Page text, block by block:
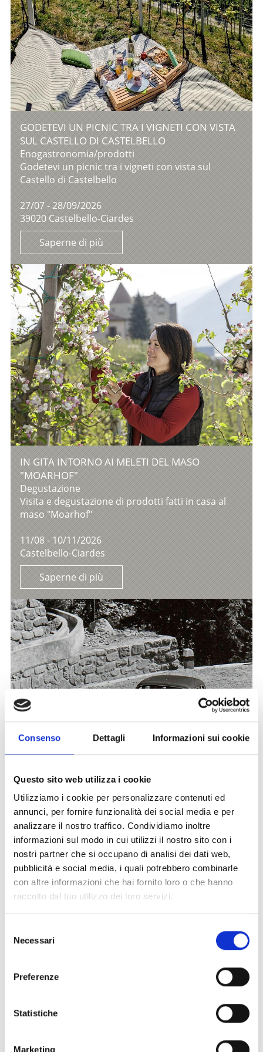
Consenso Dettagli Informazioni sui cookie
Questo sito web utilizza i cookie
Utilizziamo i cookie per personalizzare contenuti ed
annunci, per fornire funzionalità dei social media e per
analizzare il nostro traffico. Condividiamo inoltre
informazioni sul modo in cui utilizzi il nostro sito con i
nostri partner che si occupano di analisi dei dati web,
pubblicità e social media, i quali potrebbero combinarle
con altre informazioni che hai fornito loro o che hanno
raccolto dal tuo utilizzo dei loro servizi.
delNecessari
Preferenze
Statistiche
Marketing
GODETEVI UN PICNIC TRA I VIGNETI CON VISTA
SUL CASTELLO DI CASTELBELLO
Enogastronomia/prodotti
Godetevi un picnic tra i vigneti con vista sul
Castello di Castelbello
27/07 - 28/09/2026
39020 Castelbello-Ciardes
Saperne di più
IN GITA INTORNO AI MELETI DEL MASO
"MOARHOF"
Degustazione
Visita e degustazione di prodotti fatti in casa al
maso "Moarhof"
11/08 - 10/11/2026
Castelbello-Ciardes
Saperne di più
LA STRADA DI SOLDA - PRESENTAZIONE DEL
LIBRO CON FRANZ G. ANGERER
Presentazione/lettura di un libro
Storia e gusto si incontrano: presentazione del
libro „La Strada di Solda“ con Franz G. Angerer e, a
seguire, degustazione di vini il 11 agosto a Solda.
11/08 - 03/09/2026
Solda